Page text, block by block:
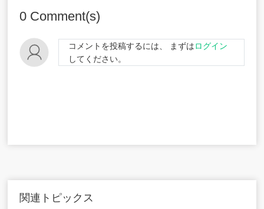
0 Comment(s)
コメントを投稿するには、 まずはログイン
してください。
関連トピックス